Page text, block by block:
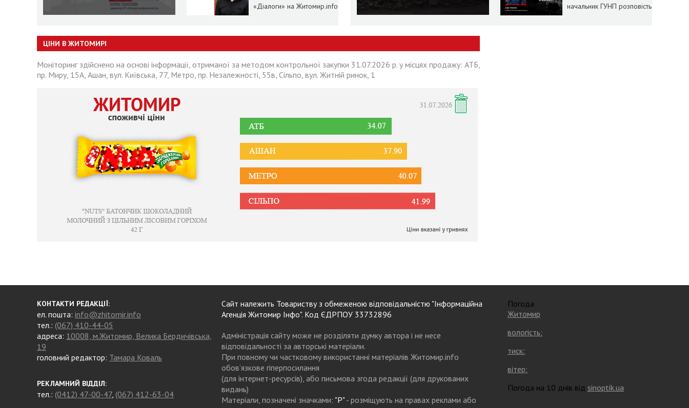
«Діалоги» на Житомир.info
начальник ГУНП розповість
ЦІНИ В ЖИТОМИРІ
Моніторинг здійснено на основі інформації, отриманої за методом контрольної закупки 31.07.2026 р. у місцях продажу: АТБ,
пр. Миру, 15А, Ашан, вул. Київська, 77, Метро, пр. Незалежності, 55в, Сільпо, вул. Житній ринок, 1
КОНТАКТИ РЕДАКЦІЇ:
ел. пошта: info@zhitomir.info
тел.: (067) 410-44-05
адреса: 10008, м.Житомир, Велика Бердичівська,
19
головний редактор: Тамара Коваль
РЕКЛАМНИЙ ВІДДІЛ:
тел.: (0412) 47-00-47, (067) 412-63-04
Сайт належить Товариству з обмеженою відповідальністю "Інформаційна
Агенція Житомир Інфо". Код ЄДРПОУ 33732896
Адміністрація сайту може не розділяти думку автора і не несе
відповідальності за авторські матеріали.
При повному чи частковому використанні матеріалів Житомир.info
обов’язкове гіперпосилання
(для інтернет-ресурсів), або письмова згода редакції (для друкованих
видань)
Матеріали, позначені значками: "Р"- розміщують на правах реклами або
Погода
Житомир
вологість:
тиск:
вітер:
Погода на 10 днів від sinoptik.ua